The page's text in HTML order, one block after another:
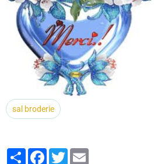
sal broderie
PartagerFacebook
Twitter